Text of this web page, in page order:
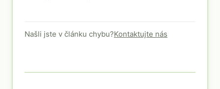
Našli jste v článku chybu?Kontaktujte nás